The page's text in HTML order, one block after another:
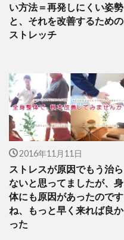
い方法＝再発しにくい姿勢
と、それを改善するための
ストレッチ
2016年11月11日
ストレスが原因でもう治ら
ないと思ってましたが、身
体にも原因があったのです
ね、もっと早く来れば良か
った